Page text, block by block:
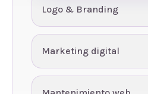
Logo & Branding
Marketing digital